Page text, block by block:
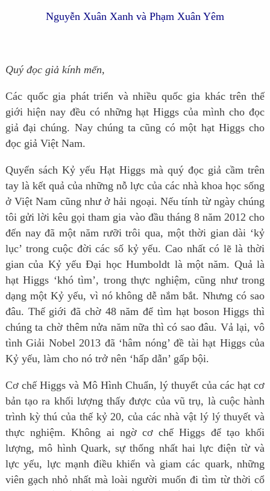
Nguyễn Xuân Xanh và Phạm Xuân Yêm
Quý đọc giả kính mến,
Các quốc gia phát triển và nhiều quốc gia khác trên thế
giới hiện nay đều có những hạt Higgs của mình cho đọc
giả đại chúng. Nay chúng ta cũng có một hạt Higgs cho
đọc giả Việt Nam.
Quyển sách Kỷ yếu Hạt Higgs mà quý đọc giả cầm trên
tay là kết quả của những nỗ lực của các nhà khoa học sống
ở Việt Nam cũng như ở hải ngoại. Nếu tính từ ngày chúng
tôi gửi lời kêu gọi tham gia vào đầu tháng 8 năm 2012 cho
đến nay đã một năm rưỡi trôi qua, một thời gian dài ‘kỷ
lục’ trong cuộc đời các số kỷ yếu. Cao nhất có lẽ là thời
gian của Kỷ yếu Đại học Humboldt là một năm. Quả là
hạt Higgs ‘khó tìm’, trong thực nghiệm, cũng như trong
dạng một Kỷ yếu, vì nó không dễ nắm bắt. Nhưng có sao
đâu. Thế giới đã chờ 48 năm để tìm hạt boson Higgs thì
chúng ta chờ thêm nửa năm nữa thì có sao đâu. Vả lại, vô
tình Giải Nobel 2013 đã ‘hâm nóng’ đề tài hạt Higgs của
Kỷ yếu, làm cho nó trở nên ‘hấp dẫn’ gấp bội.
Cơ chế Higgs và Mô Hình Chuẩn, lý thuyết của các hạt cơ
bản tạo ra khối lượng thấy được của vũ trụ, là cuộc hành
trình kỳ thú của thế kỷ 20, của các nhà vật lý lý thuyết và
thực nghiệm. Không ai ngờ cơ chế Higgs để tạo khối
lượng, mô hình Quark, sự thống nhất hai lực điện từ và
lực yếu, lực mạnh điều khiển và giam các quark, những
viên gạch nhỏ nhất mà loài người muốn đi tìm từ thời cổ